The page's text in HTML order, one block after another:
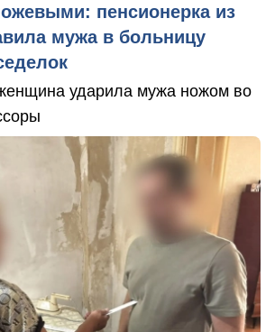
пенсионерка из
мужа в больницу
ударила мужа ножом во